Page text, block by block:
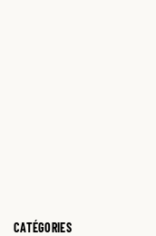
CATÉGORIES